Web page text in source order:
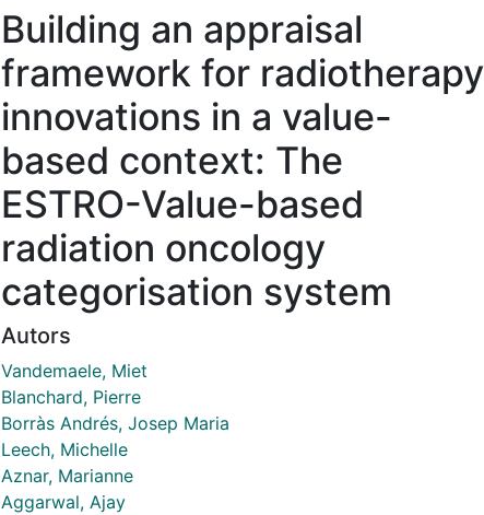
Building an appraisal
framework for radiotherapy
innovations in a value-
based context: The
ESTRO-Value-based
radiation oncology
categorisation system
Autors
Vandemaele, Miet
Blanchard, Pierre
Borràs Andrés, Josep Maria
Leech, Michelle
Aznar, Marianne
Aggarwal, Ajay